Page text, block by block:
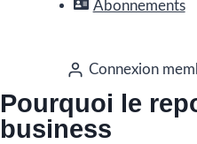
Abonnements
Connexion
Pourquoi le
business